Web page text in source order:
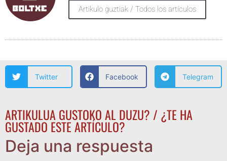
Artikulo guztiak / Todos los artículos
Twitter Facebook Telegram
ARTIKULUA GUSTOKO AL DUZU? / ¿TE HA
GUSTADO ESTE ARTÍCULO?
Deja una respuesta